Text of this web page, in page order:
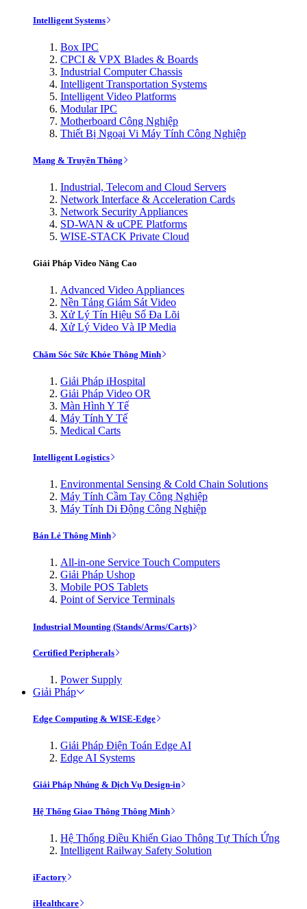
Intelligent Systems
Box IPC
CPCI & VPX Blades & Boards
Industrial Computer Chassis
Intelligent Transportation Systems
Intelligent Video Platforms
Modular IPC
Motherboard Công Nghiệp
Thiết Bị Ngoại Vi Máy Tính Công Nghiệp
Mạng & Truyền Thông
Industrial, Telecom and Cloud Servers
Network Interface & Acceleration Cards
Network Security Appliances
SD-WAN & uCPE Platforms
WISE-STACK Private Cloud
Giải Pháp Video Nâng Cao
Advanced Video Appliances
Nền Tảng Giám Sát Video
Xử Lý Tín Hiệu Số Đa Lõi
Xử Lý Video Và IP Media
Chăm Sóc Sức Khỏe Thông Minh
Giải Pháp iHospital
Giải Pháp Video OR
Màn Hình Y Tế
Máy Tính Y Tế
Medical Carts
Intelligent Logistics
Environmental Sensing & Cold Chain Solutions
Máy Tính Cầm Tay Công Nghiệp
Máy Tính Di Động Công Nghiệp
Bán Lẻ Thông Minh
All-in-one Service Touch Computers
Giải Pháp Ushop
Mobile POS Tablets
Point of Service Terminals
Industrial Mounting (Stands/Arms/Carts)
Certified Peripherals
Power Supply
Giải Pháp
Edge Computing & WISE-Edge
Giải Pháp Điện Toán Edge AI
Edge AI Systems
Giải Pháp Nhúng & Dịch Vụ Design-in
Hệ Thống Giao Thông Thông Minh
Hệ Thống Điều Khiển Giao Thông Tự Thích Ứng
Intelligent Railway Safety Solution
iFactory
iHealthcare